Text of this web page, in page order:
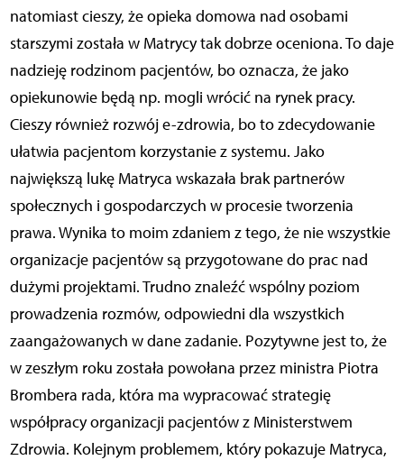
natomiast cieszy, że opieka domowa nad osobami
starszymi została w Matrycy tak dobrze oceniona. To daje
nadzieję rodzinom pacjentów, bo oznacza, że jako
opiekunowie będą np. mogli wrócić na rynek pracy.
Cieszy również rozwój e-zdrowia, bo to zdecydowanie
ułatwia pacjentom korzystanie z systemu. Jako
największą lukę Matryca wskazała brak partnerów
społecznych i gospodarczych w procesie tworzenia
prawa. Wynika to moim zdaniem z tego, że nie wszystkie
organizacje pacjentów są przygotowane do prac nad
dużymi projektami. Trudno znaleźć wspólny poziom
prowadzenia rozmów, odpowiedni dla wszystkich
zaangażowanych w dane zadanie. Pozytywne jest to, że
w zeszłym roku została powołana przez ministra Piotra
Brombera rada, która ma wypracować strategię
współpracy organizacji pacjentów z Ministerstwem
Zdrowia. Kolejnym problemem, który pokazuje Matryca,